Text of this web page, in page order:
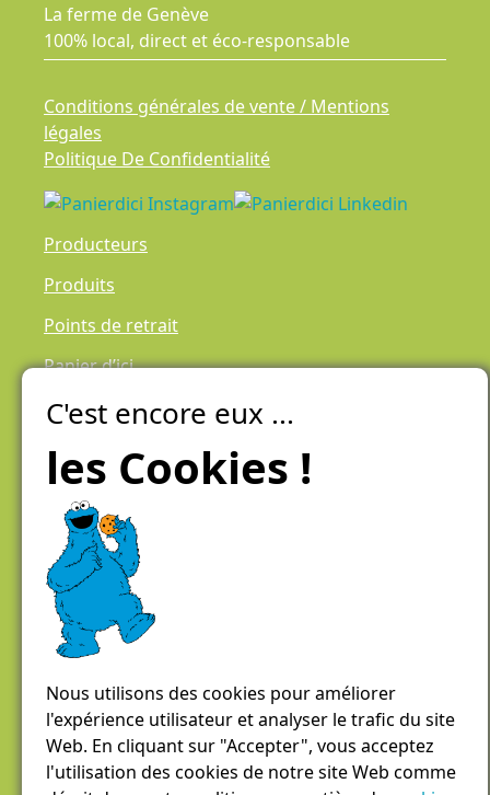
La ferme de Genève
100% local, direct et éco-responsable
Conditions générales de vente / Mentions
légales
Politique De Confidentialité
Producteurs
Produits
Points de retrait
Panier d’ici
Laiteries Réunies Genève
Créer mon compte
Chemin des Aulx 6,
1228 Plan-les-Ouates
Case postale 1055
1211 Genève 26
022 884 81 81
C'est encore eux ...
les Cookies !
Nous utilisons des cookies pour améliorer
l'expérience utilisateur et analyser le trafic du site
Web. En cliquant sur "Accepter", vous acceptez
l'utilisation des cookies de notre site Web comme